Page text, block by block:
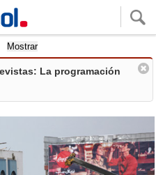
Mostrar
La programación